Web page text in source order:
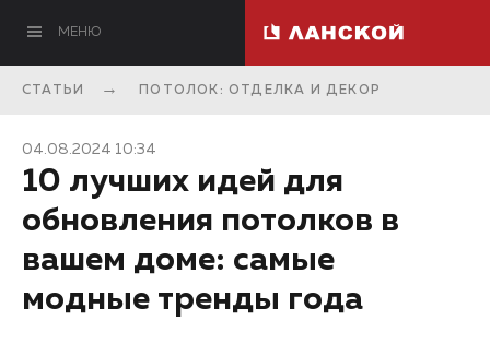
МЕНЮ
СТАТЬИ ПОТОЛОК: ОТДЕЛКА И ДЕКОР
04.08.2024 10:34
10 лучших идей для
обновления потолков в
вашем доме: самые
модные тренды года